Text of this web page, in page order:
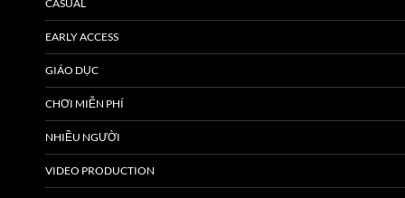
CASUAL
EARLY ACCESS
GIÁO DỤC
CHƠI MIỄN PHÍ
NHIỀU NGƯỜI
VIDEO PRODUCTION